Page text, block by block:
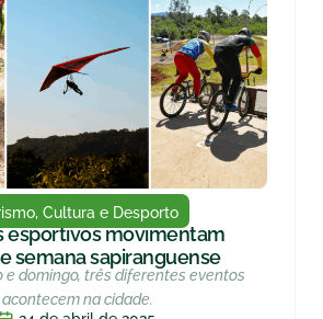
Cultura e Desporto
esportivos movimentam
semana sapiranguense
e domingo, três diferentes eventos
acontecem na cidade.